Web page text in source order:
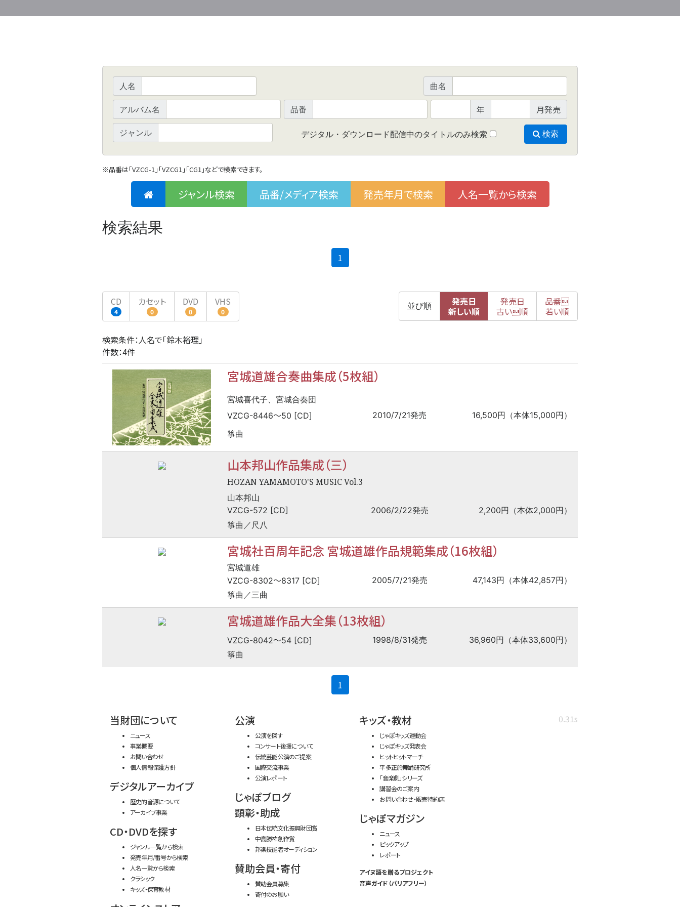
人名 曲名
アルバム名 品番 年 月発売
ジャンル デジタル・ダウンロード配信中のタイトルのみ検索 検索
※品番は「VZCG-1」「VZCG1」「CG1」などで検索できます。
ジャンル検索 品番/メディア検索 発売年月で検索 人名一覧から検索
検索結果
1
CD
4
カセット
0
DVD
0
VHS
0
並び順
発売日
新しい順
発売日
古い順
品番
若い順
検索条件：人名で「鈴木裕理」
件数：4件
宮城道雄合奏曲集成（5枚組）
宮城喜代子、宮城合奏団
VZCG-8446〜50 [CD] 2010/7/21発売
16,500円（本体15,000円）
箏曲
山本邦山作品集成（三）
HOZAN YAMAMOTO'S MUSIC Vol.3
山本邦山
VZCG-572 [CD]
2006/2/22発売
2,200円（本体2,000円）
箏曲／尺八
宮城社百周年記念 宮城道雄作品規範集成（16枚組）
宮城道雄
VZCG-8302〜8317 [CD] 2005/7/21発売
47,143円（本体42,857円）
箏曲／三曲
宮城道雄作品大全集（13枚組）
VZCG-8042〜54 [CD] 1998/8/31発売
36,960円（本体33,600円）
箏曲
1
0.31s
当財団について
ニュース
事業概要
お問い合わせ
個人情報保護方針
デジタルアーカイブ
歴史的音源について
アーカイブ事業
CD・DVDを探す
ジャンル一覧から検索
発売年月/番号から検索
人名一覧から検索
クラシック
キッズ・保育教材
公演
公演を探す
コンサート後援について
伝統芸能公演のご提案
国際交流事業
公演レポート
じゃぽブログ
顕彰・助成
日本伝統文化振興財団賞
中島勝祐創作賞
邦楽技能者オーディション
賛助会員・寄付
賛助会員募集
寄付のお願い
キッズ・教材
じゃぽキッズ運動会
じゃぽキッズ発表会
ヒットヒットマーチ
平多正於舞踊研究所
「音楽劇」シリーズ
講習会のご案内
お問い合わせ・販売特約店
じゃぽマガジン
ニュース
ピックアップ
レポート
アイヌ語を贈るプロジェクト
音声ガイド（バリアフリー）